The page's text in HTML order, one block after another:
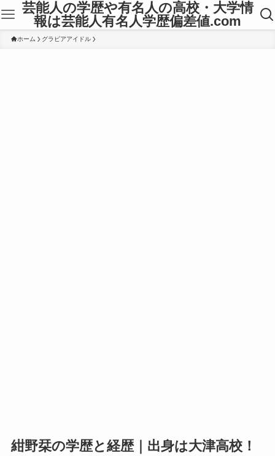
芸能人の学歴や有名人の高校・大学情
報は芸能人有名人学歴偏差値.com
ホーム グラビアアイドル
紺野栞の学歴と経歴｜出身は大津高校！